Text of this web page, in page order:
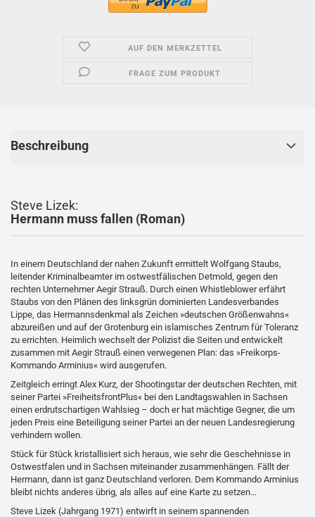
AUF DEN MERKZETTEL
FRAGE ZUM PRODUKT
Beschreibung
Steve Lizek:
Hermann muss fallen (Roman)
In einem Deutschland der nahen Zukunft ermittelt Wolfgang Staubs,
leitender Kriminalbeamter im ostwestfälischen Detmold, gegen den
rechten Unternehmer Aegir Strauß. Durch einen Whistleblower erfährt
Staubs von den Plänen des linksgrün dominierten Landesverbandes
Lippe, das Hermannsdenkmal als Zeichen »deutschen Größenwahns«
abzureißen und auf der Grotenburg ein islamisches Zentrum für Toleranz
zu errichten. Heimlich wechselt der Polizist die Seiten und entwickelt
zusammen mit Aegir Strauß einen verwegenen Plan: das »Freikorps-
Kommando Arminius« wird ausgerufen.
Zeitgleich erringt Alex Kurz, der Shootingstar der deutschen Rechten, mit
seiner Partei »FreiheitsfrontPlus« bei den Landtagswahlen in Sachsen
einen erdrutschartigen Wahlsieg – doch er hat mächtige Gegner, die um
jeden Preis eine Beteiligung seiner Partei an der neuen Landesregierung
verhindern wollen.
Stück für Stück kristallisiert sich heraus, wie sehr die Geschehnisse in
Ostwestfalen und in Sachsen miteinander zusammenhängen. Fällt der
Hermann, dann ist ganz Deutschland verloren. Dem Kommando Arminius
bleibt nichts anderes übrig, als alles auf eine Karte zu setzen…
Steve Lizek (Jahrgang 1971) entwirft in seinem spannenden